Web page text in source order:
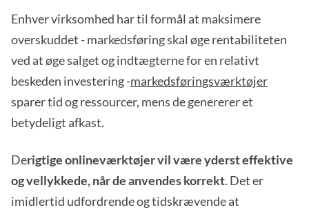
Enhver virksomhed har til formål at maksimere
overskuddet - markedsføring skal øge rentabiliteten
ved at øge salget og indtægterne for en relativt
beskeden investering -markedsføringsværktøjer
sparer tid og ressourcer, mens de genererer et
betydeligt afkast.
Derigtige onlineværktøjer vil være yderst effektive
og vellykkede, når de anvendes korrekt. Det er
imidlertid udfordrende og tidskrævende at